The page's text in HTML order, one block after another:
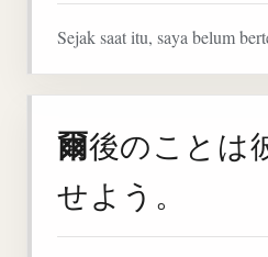
Sejak saat itu, saya belum
爾後のことは
せよう。